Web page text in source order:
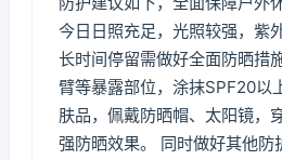
今日日照充足，光照较强，紫
长时间停留需做好全面防晒措
臂等暴露部位，涂抹SPF20以
肤品，佩戴防晒帽、太阳镜，
强防晒效果。 同时做好其他防